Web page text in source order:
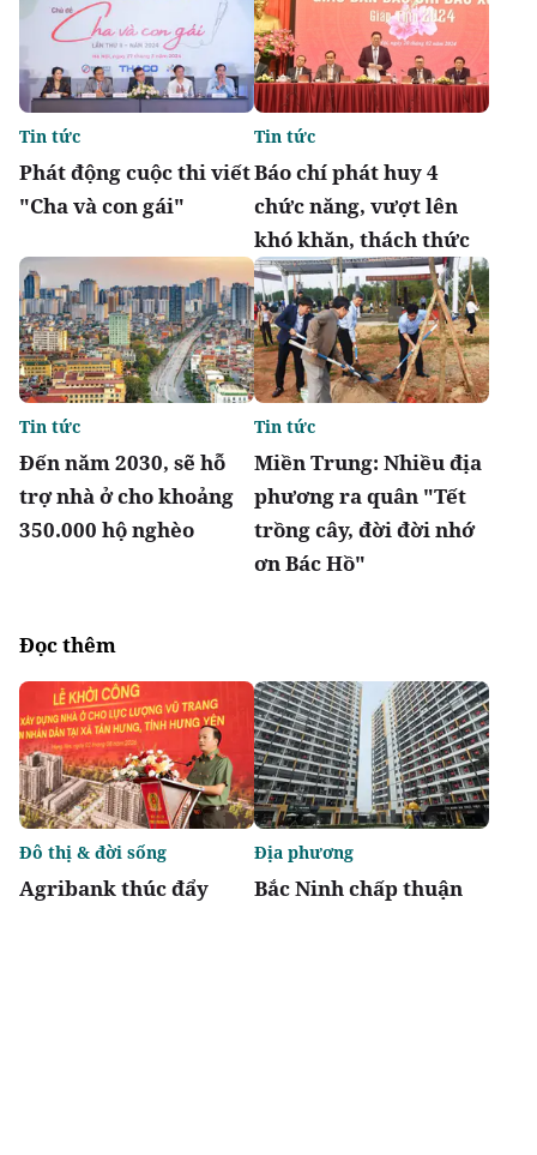
Phát động cuộc thi viết
"Cha và con gái"
Tin tức
Báo chí phát huy 4
chức năng, vượt lên
khó khăn, thách thức
Tin tức
Đến năm 2030, sẽ hỗ
trợ nhà ở cho khoảng
350.000 hộ nghèo
Tin tức
Miền Trung: Nhiều địa
phương ra quân "Tết
trồng cây, đời đời nhớ
ơn Bác Hồ"
Tin tức
Đọc thêm
Agribank thúc đẩy
Đô thị & đời sống
Bắc Ninh chấp thuận
Địa phương